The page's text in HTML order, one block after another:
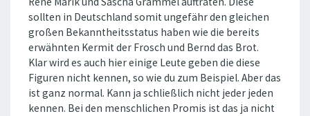
sollten in Deutschland somit ungefähr den gleichen
großen Bekanntheitsstatus haben wie die bereits
erwähnten Kermit der Frosch und Bernd das Brot.
Klar wird es auch hier einige Leute geben die diese
Figuren nicht kennen, so wie du zum Beispiel. Aber das
ist ganz normal. Kann ja schließlich nicht jeder jeden
kennen. Bei den menschlichen Promis ist das ja nicht